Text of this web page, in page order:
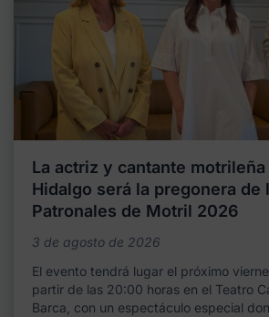
La actriz y cantante
Hidalgo será la pregonera de
Patronales de Motril 2026
3 de agosto de 2026
El evento tendrá lugar el próximo
partir de las 20:00 horas en el Teatro
Barca, con un espectáculo especial